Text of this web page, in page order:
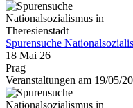
Spurensuche
18 Mai 26
Prag
Veranstaltungen am 19/05/